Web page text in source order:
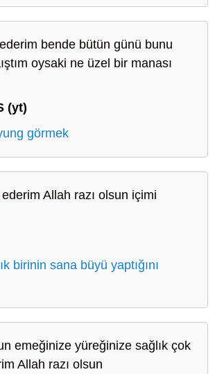
bende bütün günü bunu
oysaki ne üzel bir manası
(yt)
görmek
Allah razı olsun içimi
birinin sana büyü yaptığını
emeğinize yüreğinize sağlık çok
Allah razı olsun